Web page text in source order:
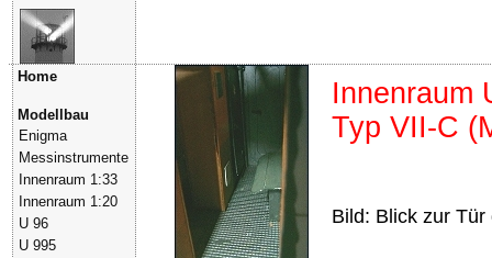
Home
Modellbau
Enigma
Messinstrumente
Innenraum 1:33
Innenraum 1:20
U 96
U 995
Innenraum
Typ VII-C
Bild: Blick zur